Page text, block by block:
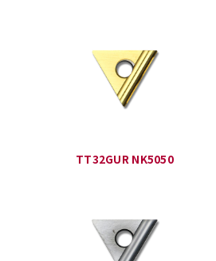
TT32GUR NK5050